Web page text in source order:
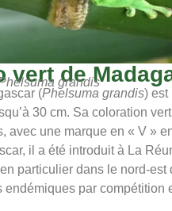
vert de
grandis
(Phelsuma grandis) est
30 cm. Sa coloration
avec une marque en « V »
il a été introduit à La
particulier dans le nord-est
par compétition